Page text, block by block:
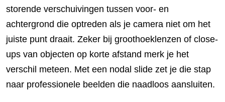
storende verschuivingen tussen voor- en
achtergrond die optreden als je camera niet om het
juiste punt draait. Zeker bij groothoeklenzen of close-
ups van objecten op korte afstand merk je het
verschil meteen. Met een nodal slide zet je die stap
naar professionele beelden die naadloos aansluiten.